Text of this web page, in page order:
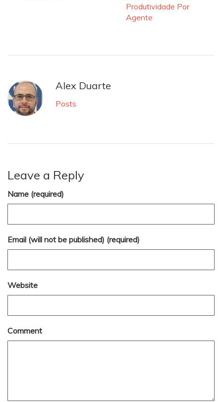
Produtividade Por
Agente
Alex Duarte
Posts
Leave a Reply
Name (required)
Email (will not be published) (required)
Website
Comment